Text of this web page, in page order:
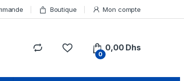
Boutique Mon compte
0
0,00 Dhs